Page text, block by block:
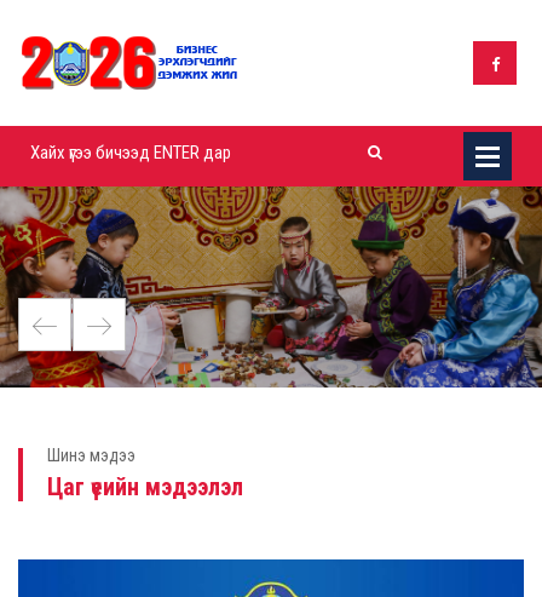
Шинэ мэдээ
Цаг үеийн мэдээлэл